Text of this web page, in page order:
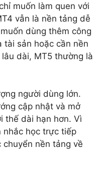
muốn làm quen với
vẫn là nền tảng dễ
dùng thêm công
tài sản hoặc cần nền
dài, MT5 thường là
người dùng lớn.
cập nhật và mở
thế dài hạn hơn. Vì
nhắc học trực tiếp
chuyển nền tảng về